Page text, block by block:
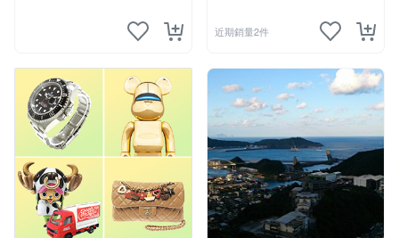
近期銷量2件